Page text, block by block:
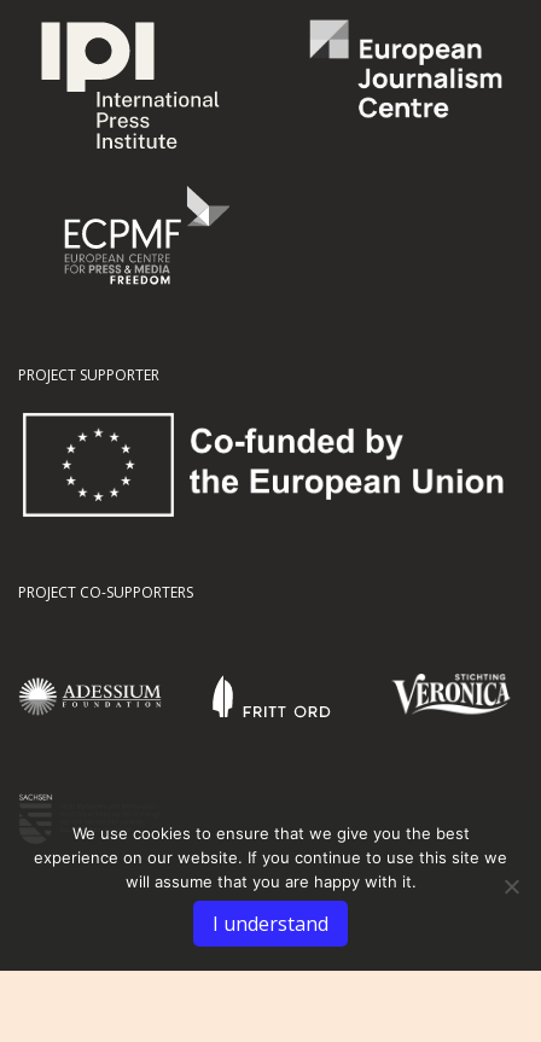
PROJECT SUPPORTER
PROJECT CO-SUPPORTERS
We use cookies to ensure that we give you the best
experience on our website. If you continue to use this site we
will assume that you are happy with it.
I understand